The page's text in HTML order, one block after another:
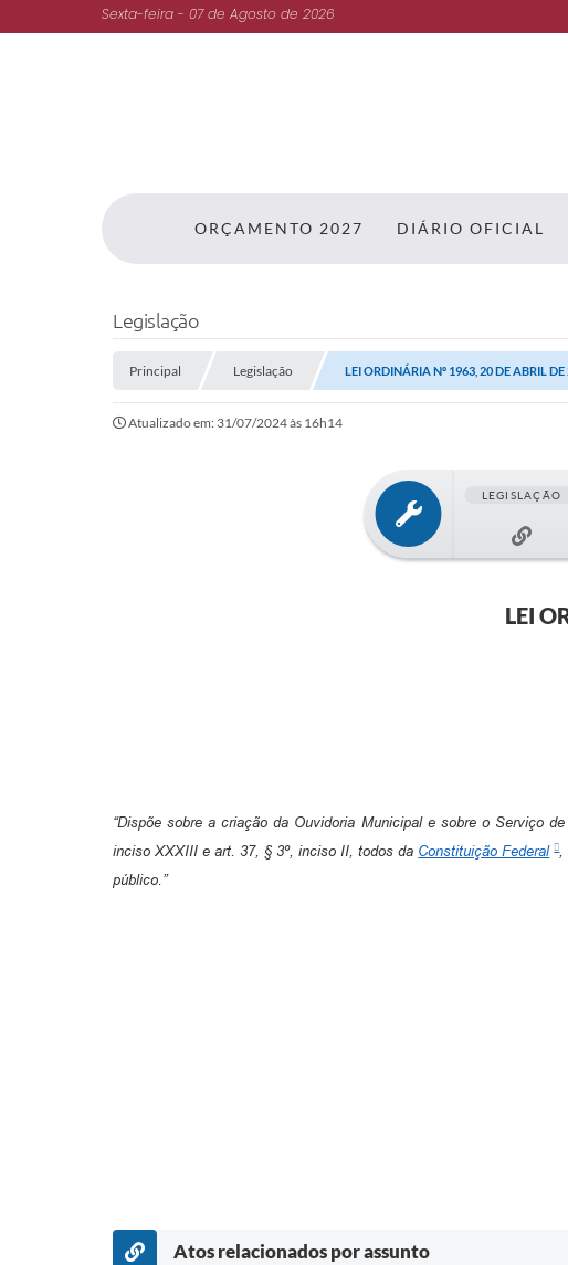
Sexta-feira - 07 de Agosto de 2026
ORÇAMENTO 2027 DIÁRIO OFICIAL
Legislação
Principal Legislação LEI ORDINÁRIA Nº 1963, 20 DE ABRIL DE
Atualizado em: 31/07/2024 às 16h14
LEGISLAÇÃO
LEI
“Dispõe sobre a criação da Ouvidoria Municipal e sobre o Serviço
inciso XXXIII e art. 37, § 3º, inciso II, todos da Constituição Federal ,
público.”
Atos relacionados por assunto